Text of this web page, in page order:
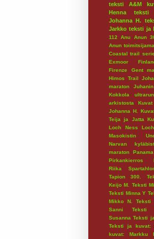
teksti A&M
Henna
teksti
Johanna H.
Jarkko teksti ja
112 Anu Anun
Anun
Coastal trail
Exmoor
Firenze
Gent
Himos Trail
maraton
Kokkola ultrarun
arkistosta
Johanna H.
Teija ja Jatta
Loch Ness
Masokistin
Narvan
maraton
Panama
Pirkankierros
Riika
Tapion 300.
Keijo M.
Teksti
Teksti Minna Y
Mikko N.
Sanni
Teksti
Susanna Teksti
Teksti ja kuvat:
kuvat: Markku I.